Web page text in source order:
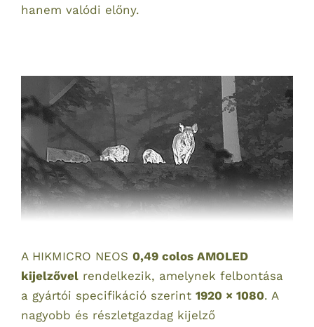
hanem valódi előny.
A HIKMICRO NEOS 0,49 colos AMOLED
kijelzővel rendelkezik, amelynek felbontása
a gyártói specifikáció szerint 1920 × 1080. A
nagyobb és részletgazdag kijelző